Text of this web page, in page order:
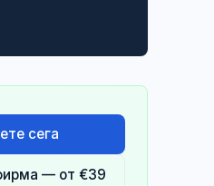
сега
— от €39